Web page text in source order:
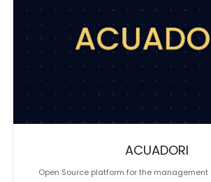
ACUADORI
Open Source platform for the management